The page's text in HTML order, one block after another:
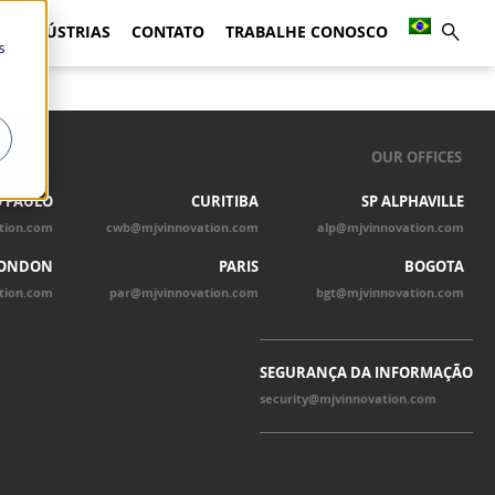
INDÚSTRIAS CONTATO TRABALHE CONOSCO
OUR OFFICES
PAULO CURITIBA
cwb@mjvinnovation.com
SP ALPHAVILLE
alp@mjvinnovation.com
PARIS
par@mjvinnovation.com
BOGOTA
bgt@mjvinnovation.com
SEGURANÇA DA INFORMAÇÃO
security@mjvinnovation.com